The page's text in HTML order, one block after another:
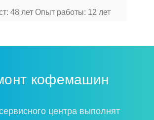
48 летОпыт работы: 12 лет
кофемашин
центра выполнят